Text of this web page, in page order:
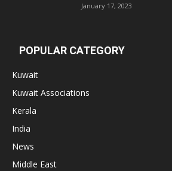
January 17, 2023
POPULAR CATEGORY
Kuwait
Kuwait Associations
Kerala
India
News
Middle East